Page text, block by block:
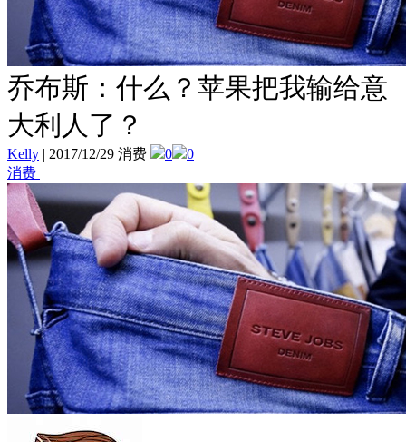
乔布斯：什么？苹果把我输给意
大利人了？
Kelly | 2017/12/29 消费 0
0
消费